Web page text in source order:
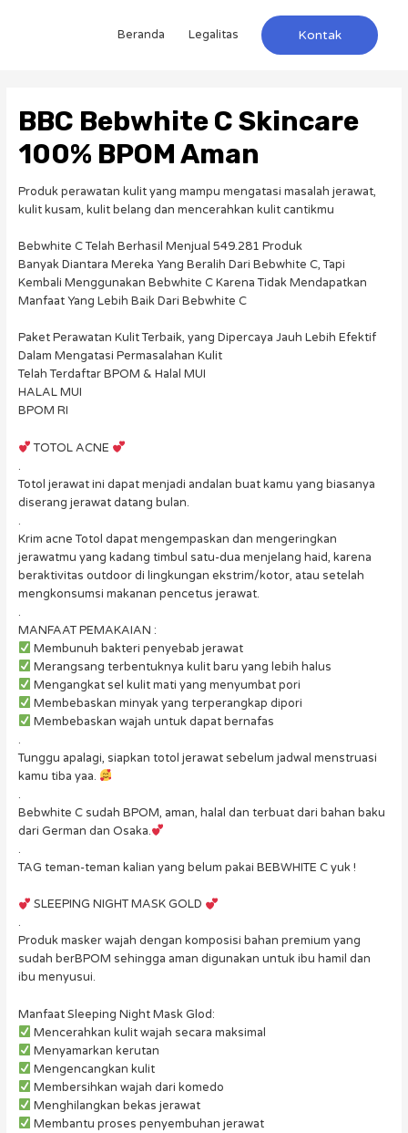
Beranda Legalitas Kontak
BBC Bebwhite C Skincare
100% BPOM Aman
Produk perawatan kulit yang mampu mengatasi masalah jerawat,
kulit kusam, kulit belang dan mencerahkan kulit cantikmu
Bebwhite C Telah Berhasil Menjual 549.281 Produk
Banyak Diantara Mereka Yang Beralih Dari Bebwhite C, Tapi
Kembali Menggunakan Bebwhite C Karena Tidak Mendapatkan
Manfaat Yang Lebih Baik Dari Bebwhite C
Paket Perawatan Kulit Terbaik, yang Dipercaya Jauh Lebih Efektif
Dalam Mengatasi Permasalahan Kulit
Telah Terdaftar BPOM & Halal MUI
HALAL MUI
BPOM RI
TOTOL ACNE
.
Totol jerawat ini dapat menjadi andalan buat kamu yang biasanya
diserang jerawat datang bulan.
.
Krim acne Totol dapat mengempaskan dan mengeringkan
jerawatmu yang kadang timbul satu-dua menjelang haid, karena
beraktivitas outdoor di lingkungan ekstrim/kotor, atau setelah
mengkonsumsi makanan pencetus jerawat.
.
MANFAAT PEMAKAIAN :
Membunuh bakteri penyebab jerawat
Merangsang terbentuknya kulit baru yang lebih halus
Mengangkat sel kulit mati yang menyumbat pori
Membebaskan minyak yang terperangkap dipori
Membebaskan wajah untuk dapat bernafas
.
Tunggu apalagi, siapkan totol jerawat sebelum jadwal menstruasi
kamu tiba yaa.
.
Bebwhite C sudah BPOM, aman, halal dan terbuat dari bahan baku
dari German dan Osaka.
.
TAG teman-teman kalian yang belum pakai BEBWHITE C yuk !
SLEEPING NIGHT MASK GOLD
.
Produk masker wajah dengan komposisi bahan premium yang
sudah berBPOM sehingga aman digunakan untuk ibu hamil dan
ibu menyusui.
Manfaat Sleeping Night Mask Glod:
Mencerahkan kulit wajah secara maksimal
Menyamarkan kerutan
Mengencangkan kulit
Membersihkan wajah dari komedo
Menghilangkan bekas jerawat
Membantu proses penyembuhan jerawat